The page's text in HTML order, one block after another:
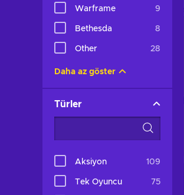
Warframe 9
Bethesda 8
Other 28
Daha az göster
Türler
Aksiyon 109
Tek Oyuncu 75